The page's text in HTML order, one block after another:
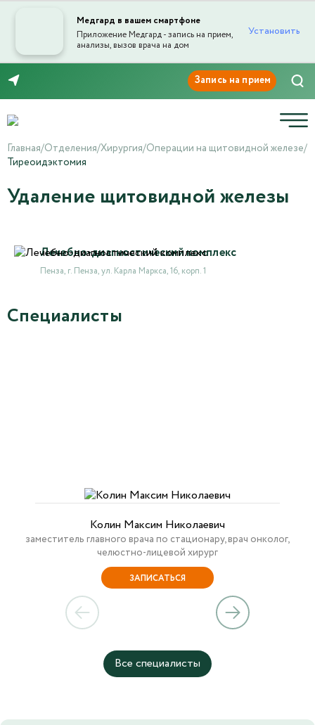
Медгард в вашем смартфоне
Приложение Медгард - запись на прием,
анализы, вызов врача на дом
Установить
Главная/Отделения/Хирургия/Операции на щитовидной железе/
Тиреоидэктомия
Удаление щитовидной железы
Лечебно-диагностический комплекс
Пенза, г. Пенза, ул. Карла Маркса, 16, корп. 1
Специалисты
Колин Максим Николаевич
заместитель главного врача по стационару, врач онколог,
челюстно-лицевой хирург
ЗАПИСАТЬСЯ
Все специалисты